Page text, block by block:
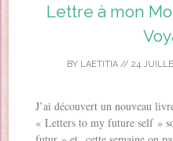
Lettre à mon
BY LAETITIA// 24
J’ai découvert un nouveau
« Letters to my future self »